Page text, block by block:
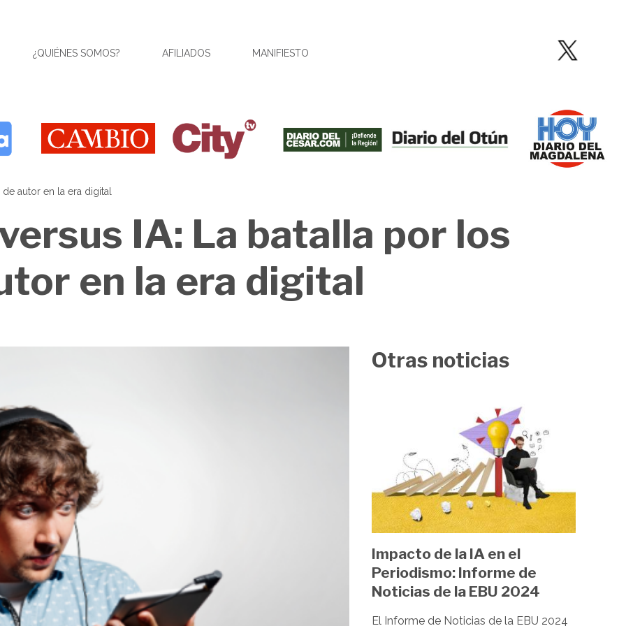
¿QUIÉNES SOMOS? AFILIADOS MANIFIESTO
autor en la era digital
IA: La batalla por los
en la era digital
Otras noticias
Impacto de la IA en el
Periodismo: Informe de
Noticias de la EBU 2024
El Informe de Noticias de la EBU 2024